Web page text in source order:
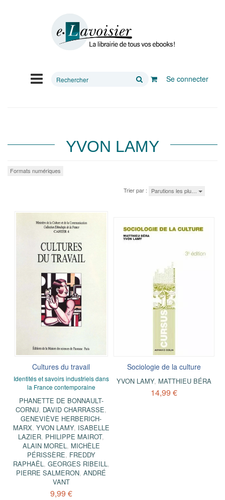
Rechercher
Se connecter
YVON LAMY
Formats numériques
Trier par : Parutions les plu…
Cultures du travail
Identités et savoirs industriels dans
la France contemporaine
PHANETTE DE BONNAULT-
CORNU, DAVID CHARRASSE,
GENEVIÈVE HERBERICH-
MARX, YVON LAMY, ISABELLE
LAZIER, PHILIPPE MAIROT,
ALAIN MOREL, MICHÈLE
PÉRISSÈRE, FREDDY
RAPHAËL, GEORGES RIBEILL,
PIERRE SALMERON,ANDRÉ
VANT
9,99 €
Sociologie de la culture
YVON LAMY, MATTHIEU BÉRA
14,99 €